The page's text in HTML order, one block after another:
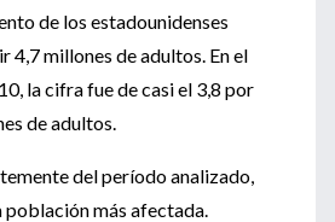
de los estadounidenses
4,7 millones de adultos. En el
la cifra fue de casi el 3,8 por
de adultos.
del período analizado,
población más afectada.